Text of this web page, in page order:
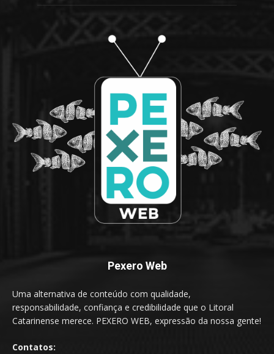
Pexero Web
Uma alternativa de conteúdo com qualidade,
responsabilidade, confiança e credibilidade que o Litoral
Catarinense merece. PEXERO WEB, expressão da nossa gente!
Contatos: